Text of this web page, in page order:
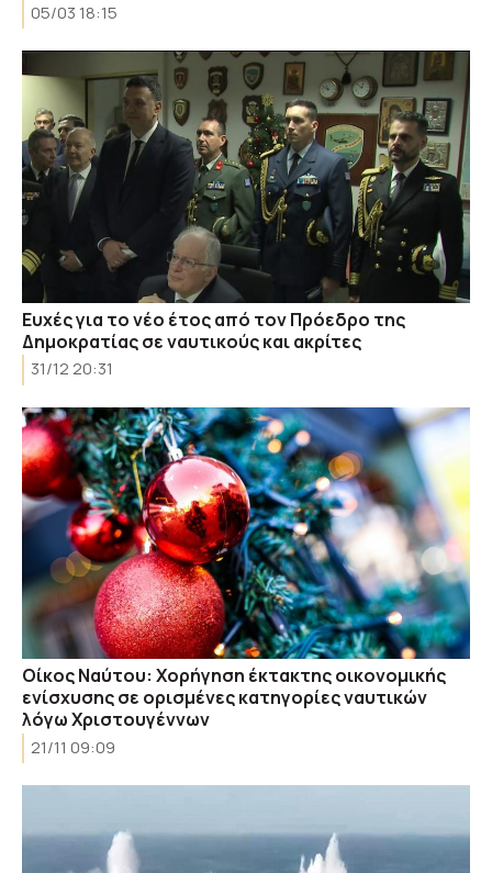
05/03 18:15
Ευχές για το νέο έτος από τον Πρόεδρο της
Δημοκρατίας σε ναυτικούς και ακρίτες
31/12 20:31
Οίκος Ναύτου: Χορήγηση έκτακτης οικονομικής
ενίσχυσης σε ορισμένες κατηγορίες ναυτικών
λόγω Χριστουγέννων
21/11 09:09